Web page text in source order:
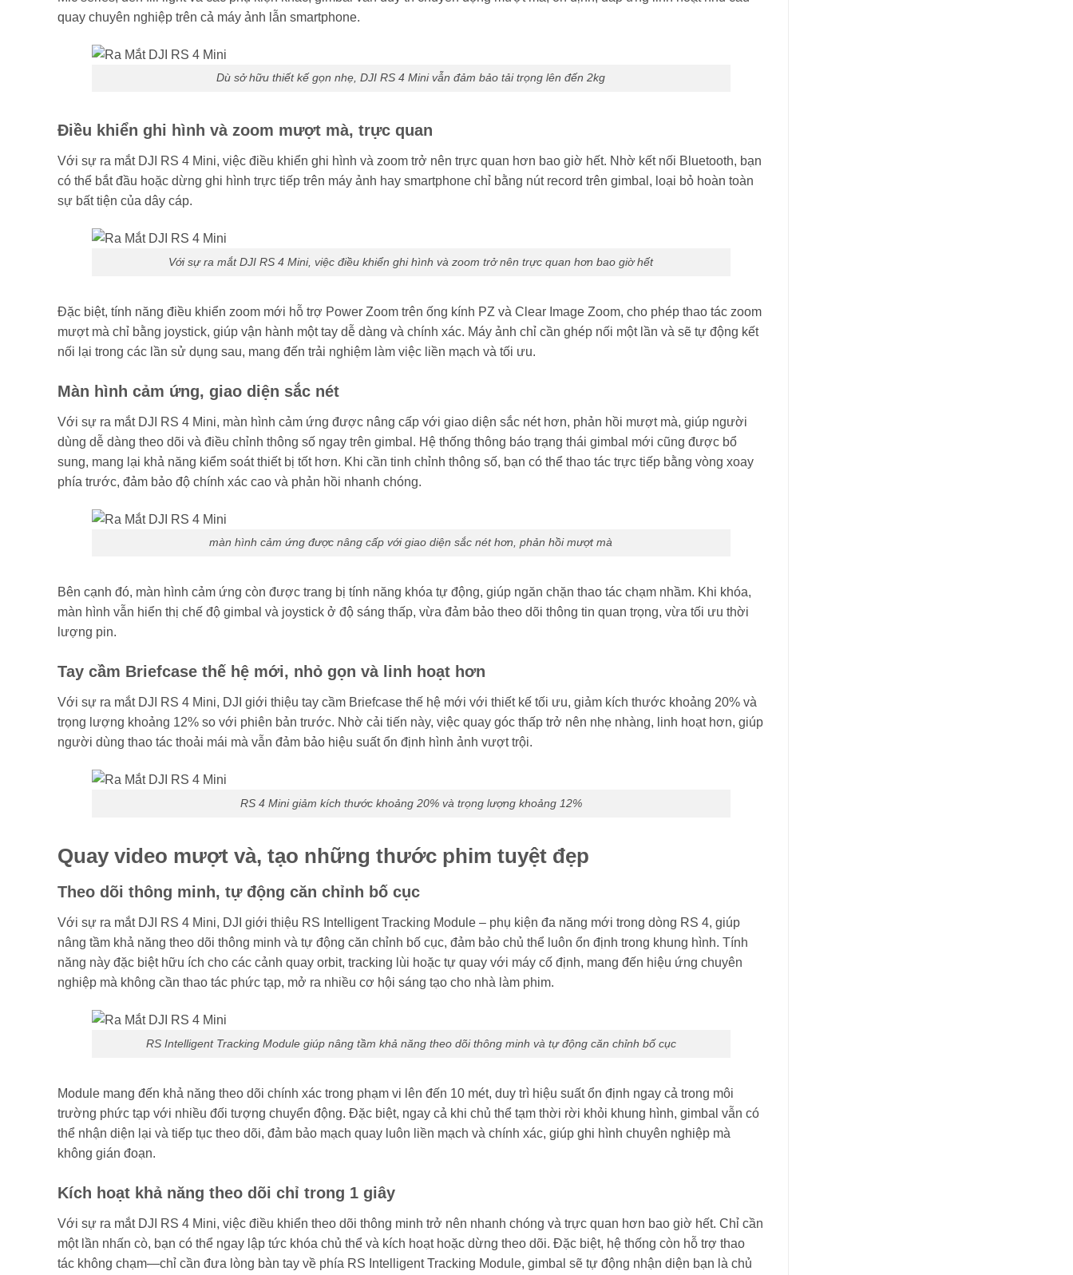
quay chuyên nghiệp trên cả máy ảnh lẫn smartphone.
Dù sở hữu thiết kế gọn nhẹ, DJI RS 4 Mini vẫn đảm bảo tải trọng lên đến 2kg
Điều khiển ghi hình và zoom mượt mà, trực quan
Với sự ra mắt DJI RS 4 Mini, việc điều khiển ghi hình và zoom trở nên trực quan hơn bao giờ hết. Nhờ kết nối Bluetooth, bạn
có thể bắt đầu hoặc dừng ghi hình trực tiếp trên máy ảnh hay smartphone chỉ bằng nút record trên gimbal, loại bỏ hoàn toàn
sự bất tiện của dây cáp.
Với sự ra mắt DJI RS 4 Mini, việc điều khiển ghi hình và zoom trở nên trực quan hơn bao giờ hết
Đặc biệt, tính năng điều khiển zoom mới hỗ trợ Power Zoom trên ống kính PZ và Clear Image Zoom, cho phép thao tác zoom
mượt mà chỉ bằng joystick, giúp vận hành một tay dễ dàng và chính xác. Máy ảnh chỉ cần ghép nối một lần và sẽ tự động kết
nối lại trong các lần sử dụng sau, mang đến trải nghiệm làm việc liền mạch và tối ưu.
Màn hình cảm ứng, giao diện sắc nét
Với sự ra mắt DJI RS 4 Mini, màn hình cảm ứng được nâng cấp với giao diện sắc nét hơn, phản hồi mượt mà, giúp người
dùng dễ dàng theo dõi và điều chỉnh thông số ngay trên gimbal. Hệ thống thông báo trạng thái gimbal mới cũng được bổ
sung, mang lại khả năng kiểm soát thiết bị tốt hơn. Khi cần tinh chỉnh thông số, bạn có thể thao tác trực tiếp bằng vòng xoay
phía trước, đảm bảo độ chính xác cao và phản hồi nhanh chóng.
màn hình cảm ứng được nâng cấp với giao diện sắc nét hơn, phản hồi mượt mà
Bên cạnh đó, màn hình cảm ứng còn được trang bị tính năng khóa tự động, giúp ngăn chặn thao tác chạm nhầm. Khi khóa,
màn hình vẫn hiển thị chế độ gimbal và joystick ở độ sáng thấp, vừa đảm bảo theo dõi thông tin quan trọng, vừa tối ưu thời
lượng pin.
Tay cầm Briefcase thế hệ mới, nhỏ gọn và linh hoạt hơn
Với sự ra mắt DJI RS 4 Mini, DJI giới thiệu tay cầm Briefcase thế hệ mới với thiết kế tối ưu, giảm kích thước khoảng 20% và
trọng lượng khoảng 12% so với phiên bản trước. Nhờ cải tiến này, việc quay góc thấp trở nên nhẹ nhàng, linh hoạt hơn, giúp
người dùng thao tác thoải mái mà vẫn đảm bảo hiệu suất ổn định hình ảnh vượt trội.
RS 4 Mini giảm kích thước khoảng 20% và trọng lượng khoảng 12%
Quay video mượt và, tạo những thước phim tuyệt đẹp
Theo dõi thông minh, tự động căn chỉnh bố cục
Với sự ra mắt DJI RS 4 Mini, DJI giới thiệu RS Intelligent Tracking Module – phụ kiện đa năng mới trong dòng RS 4, giúp
nâng tầm khả năng theo dõi thông minh và tự động căn chỉnh bố cục, đảm bảo chủ thể luôn ổn định trong khung hình. Tính
năng này đặc biệt hữu ích cho các cảnh quay orbit, tracking lùi hoặc tự quay với máy cố định, mang đến hiệu ứng chuyên
nghiệp mà không cần thao tác phức tạp, mở ra nhiều cơ hội sáng tạo cho nhà làm phim.
RS Intelligent Tracking Module giúp nâng tầm khả năng theo dõi thông minh và tự động căn chỉnh bố cục
Module mang đến khả năng theo dõi chính xác trong phạm vi lên đến 10 mét, duy trì hiệu suất ổn định ngay cả trong môi
trường phức tạp với nhiều đối tượng chuyển động. Đặc biệt, ngay cả khi chủ thể tạm thời rời khỏi khung hình, gimbal vẫn có
thể nhận diện lại và tiếp tục theo dõi, đảm bảo mạch quay luôn liền mạch và chính xác, giúp ghi hình chuyên nghiệp mà
không gián đoạn.
Kích hoạt khả năng theo dõi chỉ trong 1 giây
Với sự ra mắt DJI RS 4 Mini, việc điều khiển theo dõi thông minh trở nên nhanh chóng và trực quan hơn bao giờ hết. Chỉ cần
một lần nhấn cò, bạn có thể ngay lập tức khóa chủ thể và kích hoạt hoặc dừng theo dõi. Đặc biệt, hệ thống còn hỗ trợ thao
tác không chạm—chỉ cần đưa lòng bàn tay về phía RS Intelligent Tracking Module, gimbal sẽ tự động nhận diện bạn là chủ